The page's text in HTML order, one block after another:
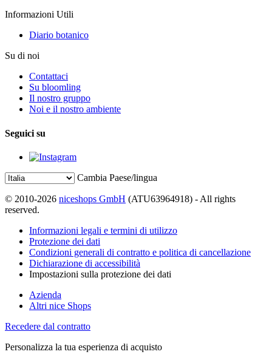
Informazioni Utili
Diario botanico
Su di noi
Contattaci
Su bloomling
Il nostro gruppo
Noi e il nostro ambiente
Seguici su
Cambia Paese/lingua
© 2010-2026 niceshops GmbH (ATU63964918) - All rights
reserved.
Informazioni legali e termini di utilizzo
Protezione dei dati
Condizioni generali di contratto e politica di cancellazione
Dichiarazione di accessibilità
Impostazioni sulla protezione dei dati
Azienda
Altri nice Shops
Recedere dal contratto
Personalizza la tua esperienza di acquisto